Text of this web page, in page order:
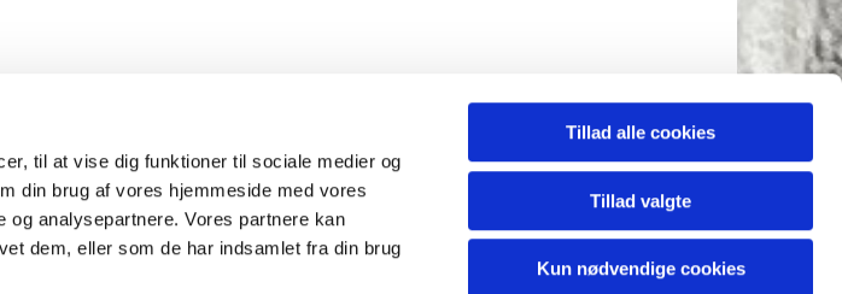
til at vise dig funktioner til sociale medier og
din brug af vores hjemmeside med vores
og analysepartnere. Vores partnere kan
dem, eller som de har indsamlet fra din brug
Tillad alle cookies
Tillad valgte
Kun nødvendige cookies
Annisse